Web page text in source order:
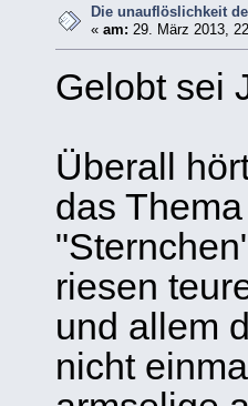
Die unauflöslichkeit
«am: 29. März 2013,
Gelobt sei
Überall
das
riesen
und allem
nicht